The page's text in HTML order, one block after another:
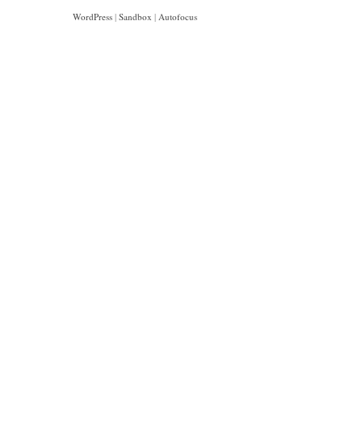
WordPress | Sandbox | Autofocus